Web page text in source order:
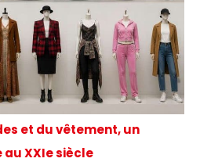
et du vêtement, un
au XXIe siècle